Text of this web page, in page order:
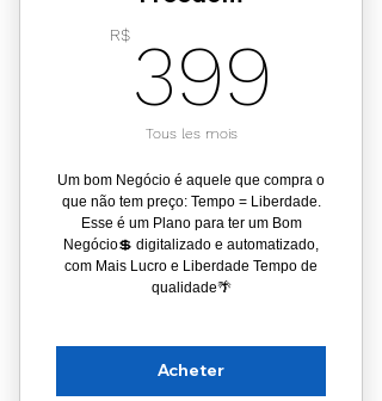
Descontos especiais nas lojas
do Melhor Shopping 🛍️
Selo VIP ⭐
R$ 399
Tous les mois
Um bom Negócio é aquele que compra o
que não tem preço: Tempo = Liberdade.
Esse é um Plano para ter um Bom
Negócio💲 digitalizado e automatizado,
com Mais Lucro e Liberdade Tempo de
qualidade🌴
Acheter